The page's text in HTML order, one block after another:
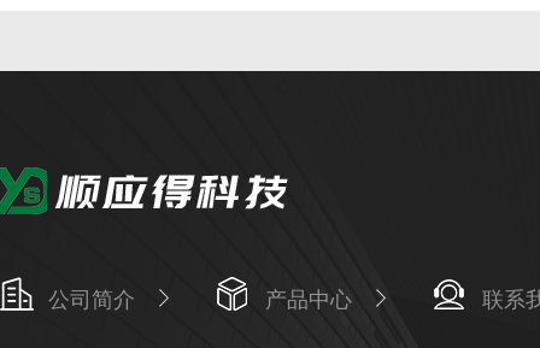
公司简介 产品中心 联系